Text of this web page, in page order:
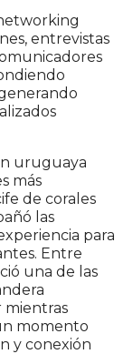
entrevistas
uruguaya
más
de corales
las
para
Entre
una de las
mientras
momento
y conexión